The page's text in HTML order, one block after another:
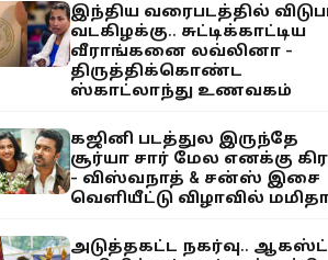
இந்திய வரைபடத்தில்
வடகிழக்கு.. சுட்டிக்காட்டிய
வீராங்கனை லவ்லினா -
திருத்திக்கொண்ட
ஸ்காட்லாந்து உணவகம்
கஜினி படத்துல இருந்தே
சூர்யா சார் மேல எனக்கு
- விஸ்வநாத் & சன்ஸ் இசை
வெளியீட்டு விழாவில்
அடுத்தகட்ட நகர்வு.. ஆகஸ்ட்